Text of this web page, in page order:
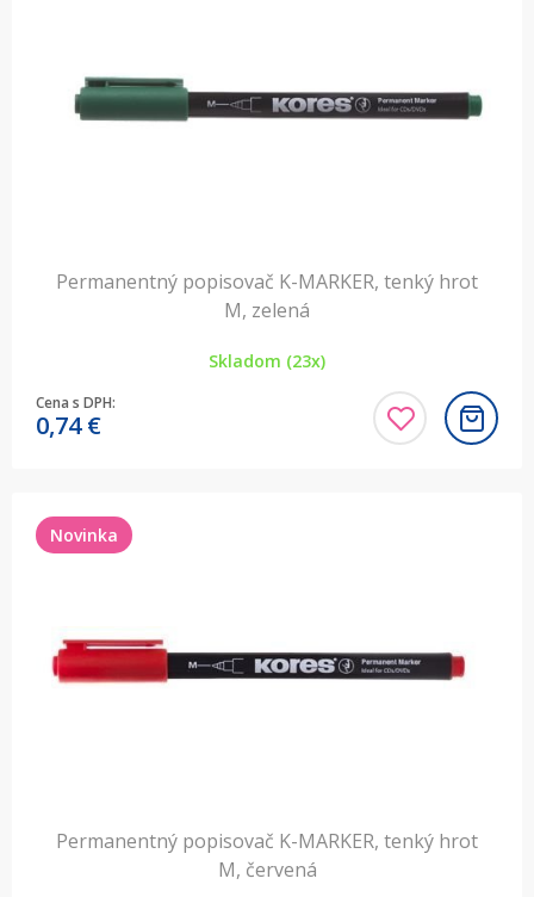
Permanentný popisovač K-MARKER, tenký hrot
M, zelená
Skladom (23x)
Cena s DPH:
0,74€
Novinka
Permanentný popisovač K-MARKER, tenký hrot
M, červená